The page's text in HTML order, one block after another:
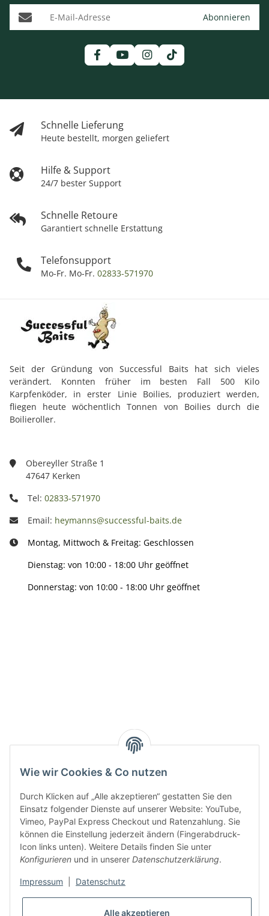
Wie wir Cookies & Co nutzen
Durch Klicken auf „Alle akzeptieren“ gestatten Sie den
Einsatz folgender Dienste auf unserer Website: YouTube,
Vimeo, PayPal Express Checkout und Ratenzahlung. Sie
können die Einstellung jederzeit ändern (Fingerabdruck-
Icon links unten). Weitere Details finden Sie unter
Konfigurieren und in unserer Datenschutzerklärung.
Impressum Datenschutz
Alle akzeptieren
Schnelle Lieferung
Heute bestellt, morgen geliefert
Hilfe & Support
24/7 bester Support
Schnelle Retoure
Garantiert schnelle Erstattung
Telefonsupport
Mo-Fr. Mo-Fr. 02833-571970
E-Mail-Adresse Abonnieren
Seit der Gründung von Successful Baits hat sich vieles
verändert. Konnten früher im besten Fall 500 Kilo
Karpfenköder, in erster Linie Boilies, produziert werden,
fliegen heute wöchentlich Tonnen von Boilies durch die
Boilieroller.
Obereyller Straße 1
47647 Kerken
Tel: 02833-571970
Email: heymanns@successful-baits.de
Montag, Mittwoch & Freitag: Geschlossen
Dienstag: von 10:00 - 18:00 Uhr geöffnet
Donnerstag: von 10:00 - 18:00 Uhr geöffnet
Key:
Gesetzliche Informationen